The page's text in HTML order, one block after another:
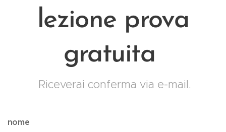
lezione prova
gratuita
Riceverai conferma via e-mail.
nome